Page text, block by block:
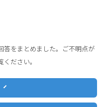
答をまとめました。ご不明点が
ださい。